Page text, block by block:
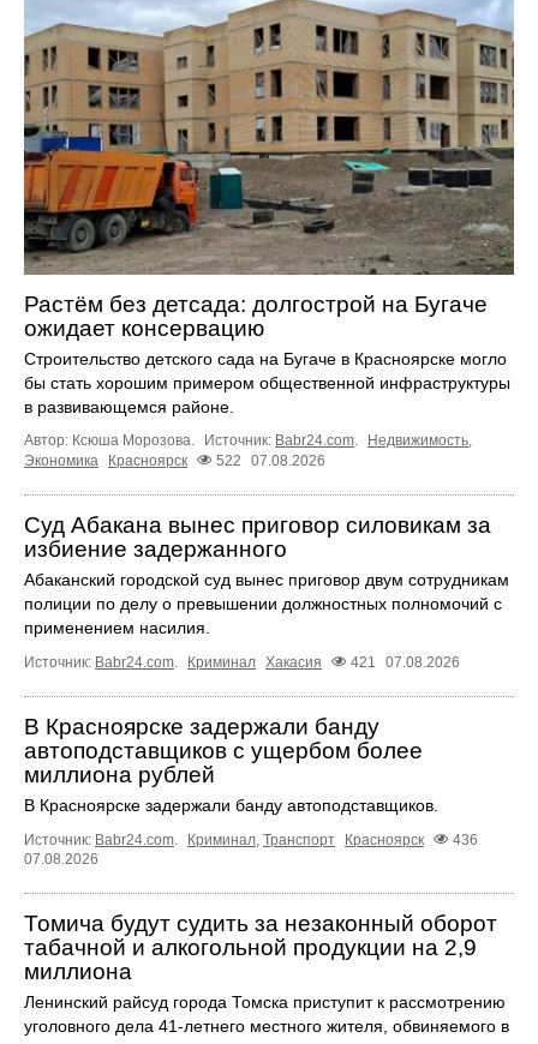
Растём без детсада: долгострой на Бугаче
ожидает консервацию
Строительство детского сада на Бугаче в Красноярске могло
бы стать хорошим примером общественной инфраструктуры
в развивающемся районе.
Автор: Ксюша Морозова. Источник: Babr24.com. Недвижимость,
Экономика
Красноярск 522 07.08.2026
Суд Абакана вынес приговор силовикам за
избиение задержанного
Абаканский городской суд вынес приговор двум сотрудникам
полиции по делу о превышении должностных полномочий с
применением насилия.
Источник: Babr24.com. Криминал Хакасия 421 07.08.2026
В Красноярске задержали банду
автоподставщиков с ущербом более
миллиона рублей
В Красноярске задержали банду автоподставщиков.
Источник: Babr24.com. Криминал, Транспорт Красноярск
436
07.08.2026
Томича будут судить за незаконный оборот
табачной и алкогольной продукции на 2,9
миллиона
Ленинский райсуд города Томска приступит к рассмотрению
уголовного дела 41-летнего местного жителя, обвиняемого в